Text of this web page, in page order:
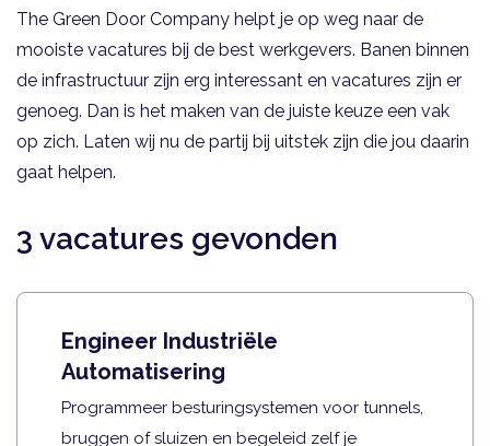
The Green Door Company helpt je op weg naar de
mooiste vacatures bij de best werkgevers. Banen binnen
de infrastructuur zijn erg interessant en vacatures zijn er
genoeg. Dan is het maken van de juiste keuze een vak
op zich. Laten wij nu de partij bij uitstek zijn die jou daarin
gaat helpen.
3 vacatures gevonden
Engineer Industriële
Automatisering
Programmeer besturingsystemen voor tunnels,
bruggen of sluizen en begeleid zelf je